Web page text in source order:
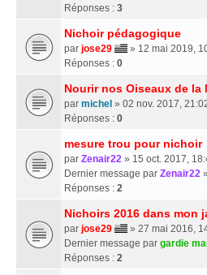
Réponses : 3
Nichoir pédagogique
par jose29
» 12 mai 2019,
Réponses : 0
Nourir nos Oiseaux de la
par michel » 02 nov. 2017,
Réponses : 0
mesure trou pour nichoir
par Zenair22 » 15 oct. 2017,
Dernier message par Zenair22 »
Réponses : 2
Nichoirs 2016 dans mon
par jose29
» 27 mai 2016,
Dernier message par gardie
Réponses : 2